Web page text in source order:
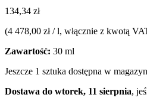
134,34 zł
(4 478,00 zł / l, włącznie z kwotą
Zawartość: 30 ml
Jeszcze 1 sztuka dostępna w
Dostawa do wtorek, 11 sierpnia,